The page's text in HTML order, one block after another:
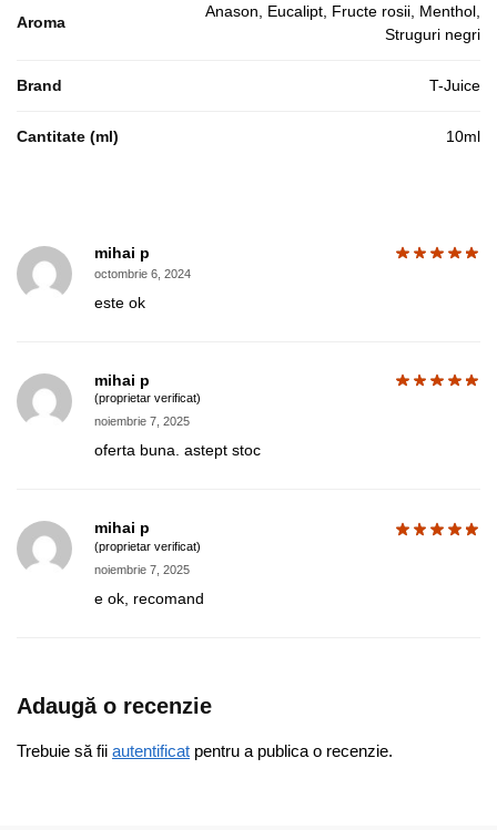
Aroma
Anason, Eucalipt, Fructe rosii, Menthol,
Struguri negri
Brand T-Juice
Cantitate (ml) 10ml
mihai p
octombrie 6, 2024
este ok
mihai p
(proprietar verificat)
noiembrie 7, 2025
oferta buna. astept stoc
mihai p
(proprietar verificat)
noiembrie 7, 2025
e ok, recomand
Adaugă o recenzie
Trebuie să fii autentificat pentru a publica o recenzie.